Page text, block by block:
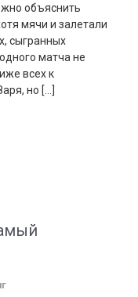
объяснить
мячи и залетали
сыгранных
матча не
всех к
но […]